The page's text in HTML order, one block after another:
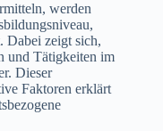
werden
Dabei zeigt sich,
und Tätigkeiten im
Dieser
Faktoren erklärt